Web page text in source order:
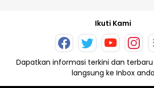
Ikuti Kami
Dapatkan informasi terkini dan
langsung ke Inbox anda